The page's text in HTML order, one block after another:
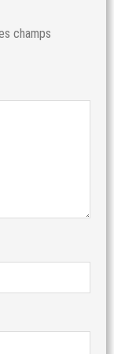
champs